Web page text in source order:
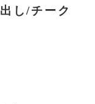
し/チーク